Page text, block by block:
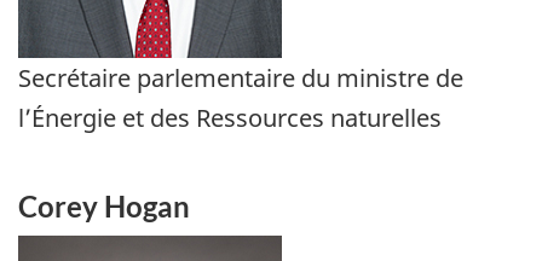
Secrétaire parlementaire du ministre de
l’Énergie et des Ressources naturelles
Corey Hogan